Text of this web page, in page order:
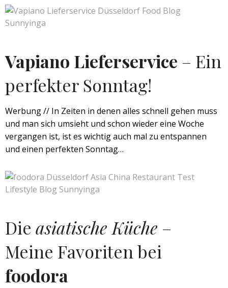
Vapiano Lieferservice – Ein
perfekter Sonntag!
Werbung // In Zeiten in denen alles schnell gehen muss
und man sich umsieht und schon wieder eine Woche
vergangen ist, ist es wichtig auch mal zu entspannen
und einen perfekten Sonntag…
Die asiatische Küche –
Meine Favoriten bei
foodora